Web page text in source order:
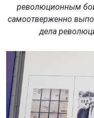
революционным
самоотверженно
дела